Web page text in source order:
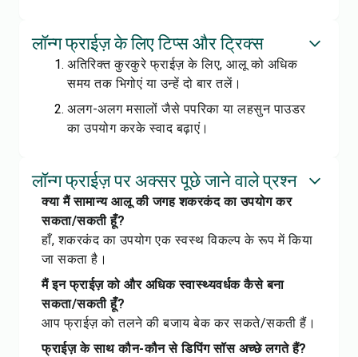
लॉन्ग फ्राईज़ के लिए टिप्स और ट्रिक्स
अतिरिक्त कुरकुरे फ्राईज़ के लिए, आलू को अधिक
समय तक भिगोएं या उन्हें दो बार तलें।
अलग-अलग मसालों जैसे पपरिका या लहसुन पाउडर
का उपयोग करके स्वाद बढ़ाएं।
लॉन्ग फ्राईज़ पर अक्सर पूछे जाने वाले प्रश्न
क्या मैं सामान्य आलू की जगह शकरकंद का उपयोग कर
सकता/सकती हूँ?
हाँ, शकरकंद का उपयोग एक स्वस्थ विकल्प के रूप में किया
जा सकता है।
मैं इन फ्राईज़ को और अधिक स्वास्थ्यवर्धक कैसे बना
सकता/सकती हूँ?
आप फ्राईज़ को तलने की बजाय बेक कर सकते/सकती हैं।
फ्राईज़ के साथ कौन-कौन से डिपिंग सॉस अच्छे लगते हैं?